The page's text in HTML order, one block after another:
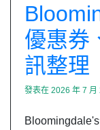
優惠券
訊整理
發表在 2026 年 7 月